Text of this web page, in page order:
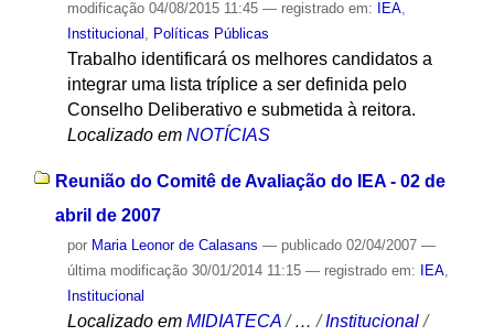
modificação04/08/2015 11:45 — registrado em: IEA,
Institucional
Políticas Públicas
Trabalho identificará os melhores candidatos a
integrar uma lista tríplice a ser definida pelo
Conselho Deliberativo e submetida à reitora.
Localizado em NOTÍCIAS
Reunião do Comitê de Avaliação do IEA - 02 de
abril de 2007
por Maria Leonor de Calasans — publicado02/04/2007 —
última modificação30/01/2014 11:15 — registrado em: IEA,
Institucional
Localizado em MIDIATECA /…/Institucional /